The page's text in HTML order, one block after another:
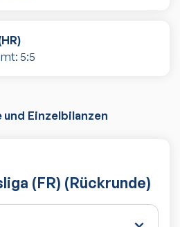
5:5
Einzelbilanzen
(FR) (Rückrunde)